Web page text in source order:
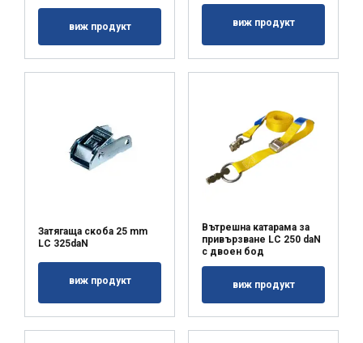
виж продукт виж продукт
Затягаща скоба 25 mm
LC 325daN
виж продукт
Вътрешна катарама за
привързване LC 250 daN
с двоен бод
виж продукт